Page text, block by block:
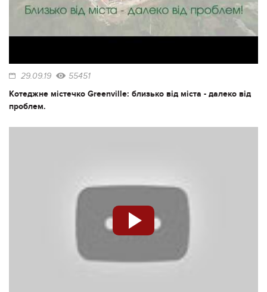
29.09.19 55451
Котеджне містечко Greenville: близько від міста - далеко від
проблем.